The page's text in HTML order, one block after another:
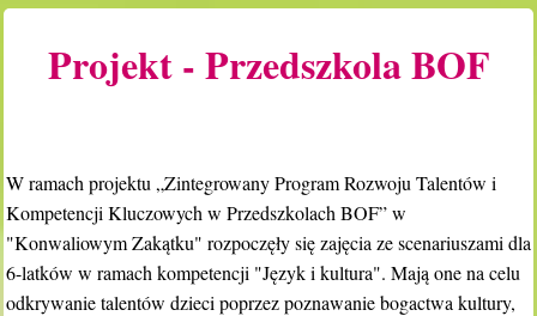
Projekt - Przedszkola BOF
W ramach projektu „Zintegrowany Program Rozwoju Talentów i
Kompetencji Kluczowych w Przedszkolach BOF” w
"Konwaliowym Zakątku" rozpoczęły się zajęcia ze scenariuszami dla
6-latków w ramach kompetencji "Język i kultura". Mają one na celu
odkrywanie talentów dzieci poprzez poznawanie bogactwa kultury,